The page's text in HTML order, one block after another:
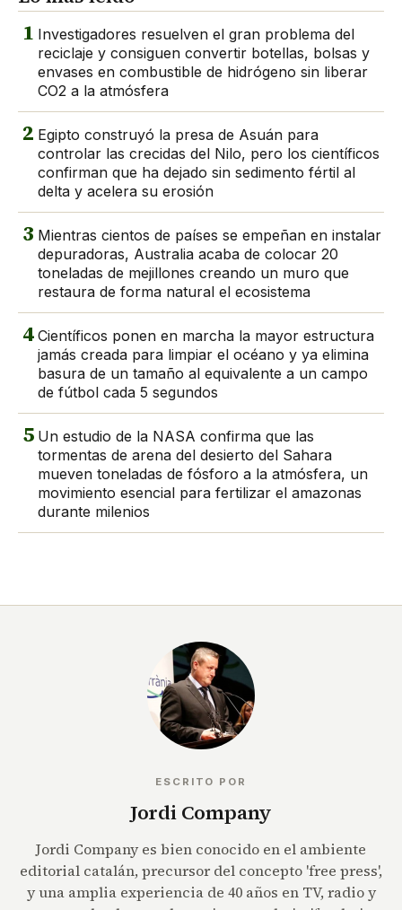
1 Investigadores resuelven el gran problema del
reciclaje y consiguen convertir botellas, bolsas y
envases en combustible de hidrógeno sin liberar
CO2 a la atmósfera
2 Egipto construyó la presa de Asuán para
controlar las crecidas del Nilo, pero los científicos
confirman que ha dejado sin sedimento fértil al
delta y acelera su erosión
3 Mientras cientos de países se empeñan en instalar
depuradoras, Australia acaba de colocar 20
toneladas de mejillones creando un muro que
restaura de forma natural el ecosistema
4 Científicos ponen en marcha la mayor estructura
jamás creada para limpiar el océano y ya elimina
basura de un tamaño al equivalente a un campo
de fútbol cada 5 segundos
5 Un estudio de la NASA confirma que las
tormentas de arena del desierto del Sahara
mueven toneladas de fósforo a la atmósfera, un
movimiento esencial para fertilizar el amazonas
durante milenios
ESCRITO POR
Jordi Company
Jordi Company es bien conocido en el ambiente
editorial catalán, precursor del concepto 'free press',
y una amplia experiencia de 40 años en TV, radio y